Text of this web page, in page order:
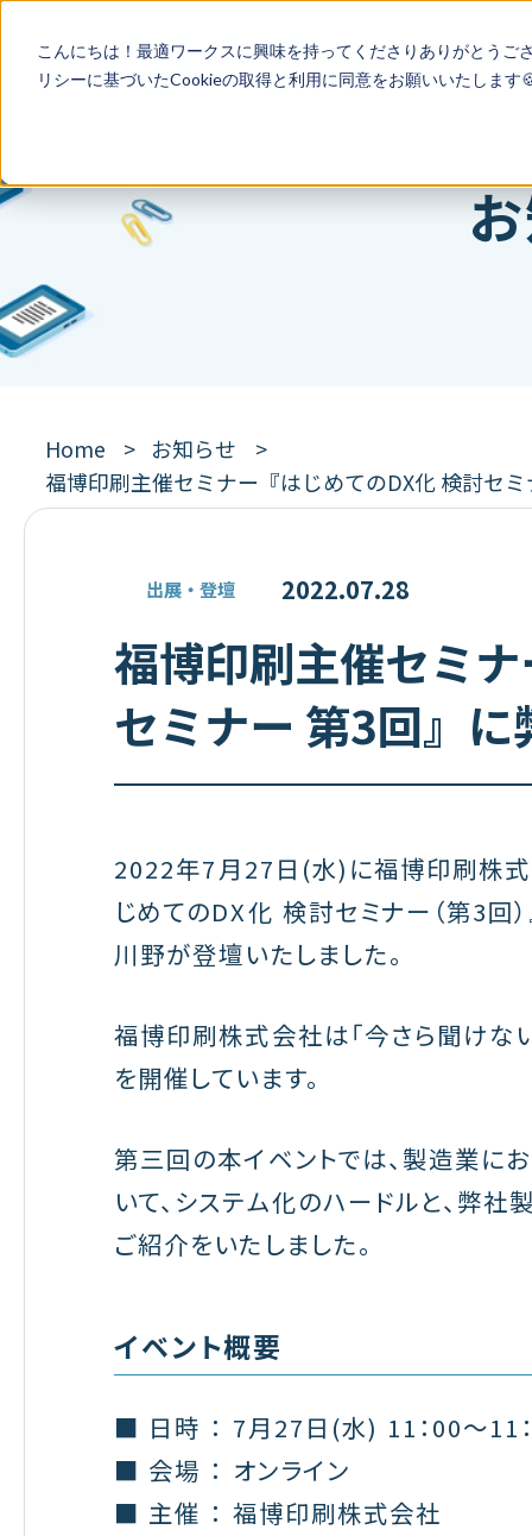
こんにちは！最適ワークスに興味を持ってくださりありがとう
リシーに基づいたCookieの取得と利用に同意をお願いいたします
Home
お知らせ
福博印刷主催セミナー『はじめてのDX化 検討セ
出展・登壇 2022.07.28
福博印刷主催セミ
セミナー 第3回』
2022年7月27日(水)に福博印刷株式
じめてのDX化 検討セミナー（第3回
川野が登壇いたしました。
福博印刷株式会社は「今さら聞けな
を開催しています。
第三回の本イベントでは、製造業
いて、システム化のハードルと、弊
ご紹介をいたしました。
イベント概要
■ 日時 ： 7月27日(水) 11：00～11
■ 会場 ： オンライン
■ 主催 ： 福博印刷株式会社